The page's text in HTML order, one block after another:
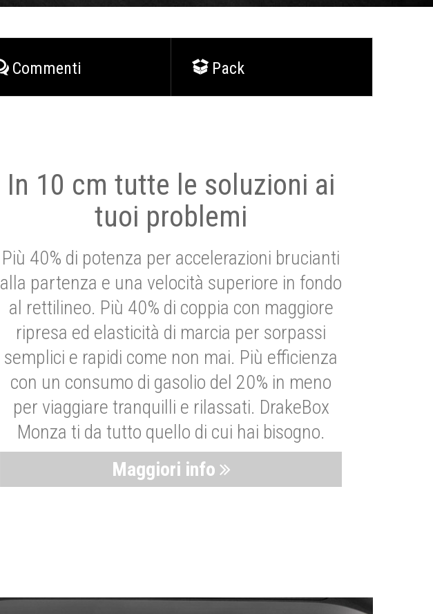
Commenti Pack
In 10 cm tutte le soluzioni ai
tuoi problemi
Più 40% di potenza per accelerazioni brucianti
alla partenza e una velocità superiore in fondo
al rettilineo. Più 40% di coppia con maggiore
ripresa ed elasticità di marcia per sorpassi
semplici e rapidi come non mai. Più efficienza
con un consumo di gasolio del 20% in meno
per viaggiare tranquilli e rilassati. DrakeBox
Monza ti da tutto quello di cui hai bisogno.
Maggiori info